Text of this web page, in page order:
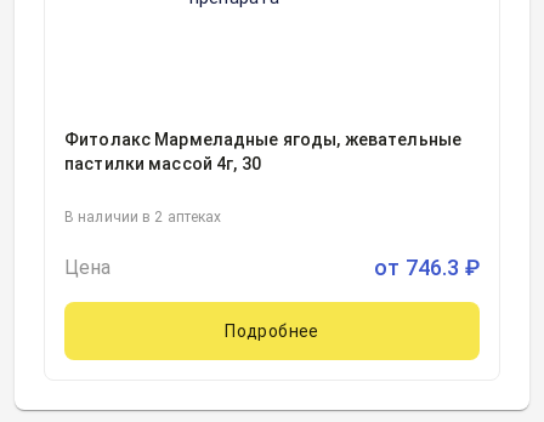
Фитолакс Мармеладные ягоды, жевательные
пастилки массой 4г, 30
В наличии в 2 аптеках
Цена от 746.3 ₽
Подробнее